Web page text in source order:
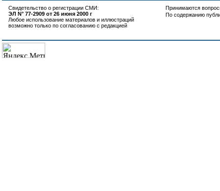
Свидетельство о регистрации СМИ:
ЭЛ N° 77-2909 от 26 июня 2000 г
Любое использование материалов и иллюстраций
возможно только по согласованию с редакцией
Принимаются
По содержанию